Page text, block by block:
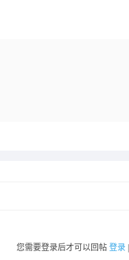
您需要登录后才可以回帖 登录